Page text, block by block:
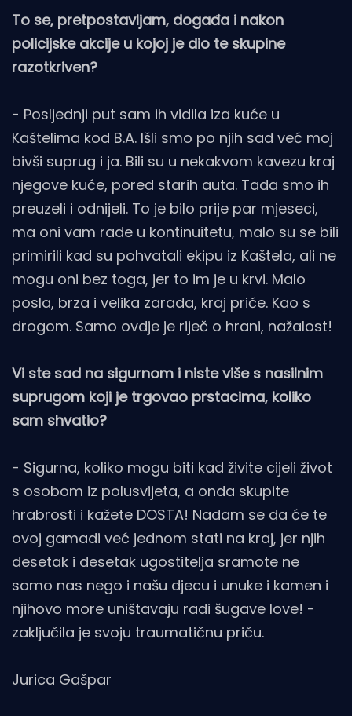
To se, pretpostavljam, događa i nakon
policijske akcije u kojoj je dio te skupine
razotkriven?
- Posljednji put sam ih vidila iza kuće u
Kaštelima kod B.A. Išli smo po njih sad već moj
bivši suprug i ja. Bili su u nekakvom kavezu kraj
njegove kuće, pored starih auta. Tada smo ih
preuzeli i odnijeli. To je bilo prije par mjeseci,
ma oni vam rade u kontinuitetu, malo su se bili
primirili kad su pohvatali ekipu iz Kaštela, ali ne
mogu oni bez toga, jer to im je u krvi. Malo
posla, brza i velika zarada, kraj priče. Kao s
drogom. Samo ovdje je riječ o hrani, nažalost!
Vi ste sad na sigurnom i niste više s nasilnim
suprugom koji je trgovao prstacima, koliko
sam shvatio?
- Sigurna, koliko mogu biti kad živite cijeli život
s osobom iz polusvijeta, a onda skupite
hrabrosti i kažete DOSTA! Nadam se da će te
ovoj gamadi već jednom stati na kraj, jer njih
desetak i desetak ugostitelja sramote ne
samo nas nego i našu djecu i unuke i kamen i
njihovo more uništavaju radi šugave love! -
zaključila je svoju traumatičnu priču.
Jurica Gašpar